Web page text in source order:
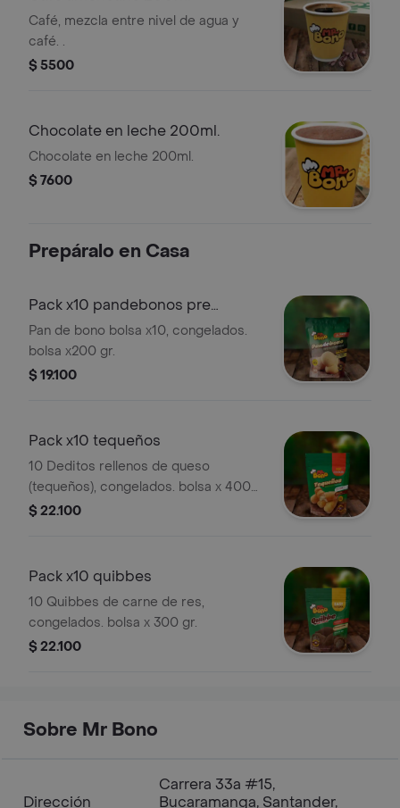
Café, mezcla entre nivel de agua y
café. .
$ 5500
Chocolate en leche 200ml.
Chocolate en leche 200ml.
$ 7600
Prepáralo en Casa
Pack x10 pandebonos pre
horneados
Pan de bono bolsa x10, congelados.
bolsa x200 gr.
$ 19.100
Pack x10 tequeños
10 Deditos rellenos de queso
(tequeños), congelados. bolsa x 400
gr.
$ 22.100
Pack x10 quibbes
10 Quibbes de carne de res,
congelados. bolsa x 300 gr.
$ 22.100
Sobre Mr Bono
Dirección
Carrera 33a #15,
Bucaramanga, Santander,